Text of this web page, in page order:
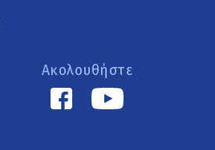
Ακολουθήστε